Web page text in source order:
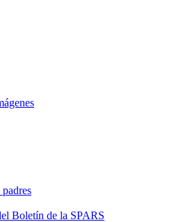
Boletín de la SPARS